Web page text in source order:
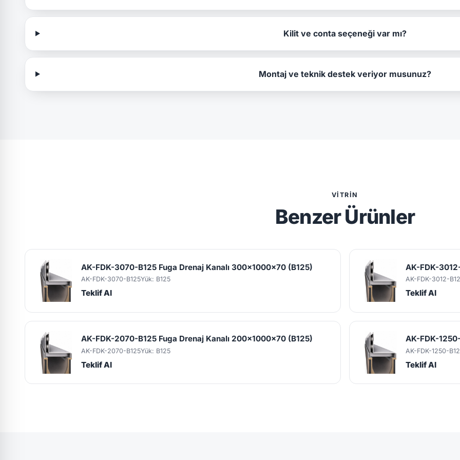
Kilit ve conta seçeneği var mı?
Montaj ve teknik destek veriyor musunuz?
VITRIN
Benzer Ürünler
AK-FDK-3070-B125 Fuga Drenaj Kanalı 300x1000x70 (B125)
AK-FDK-3070-B125Yük: B125
Teklif Al
AK-FDK-
AK-FDK-3012-
Teklif Al
AK-FDK-2070-B125 Fuga Drenaj Kanalı 200x1000x70 (B125)
AK-FDK-2070-B125Yük: B125
Teklif Al
AK-FDK-
AK-FDK-1250-
Teklif Al